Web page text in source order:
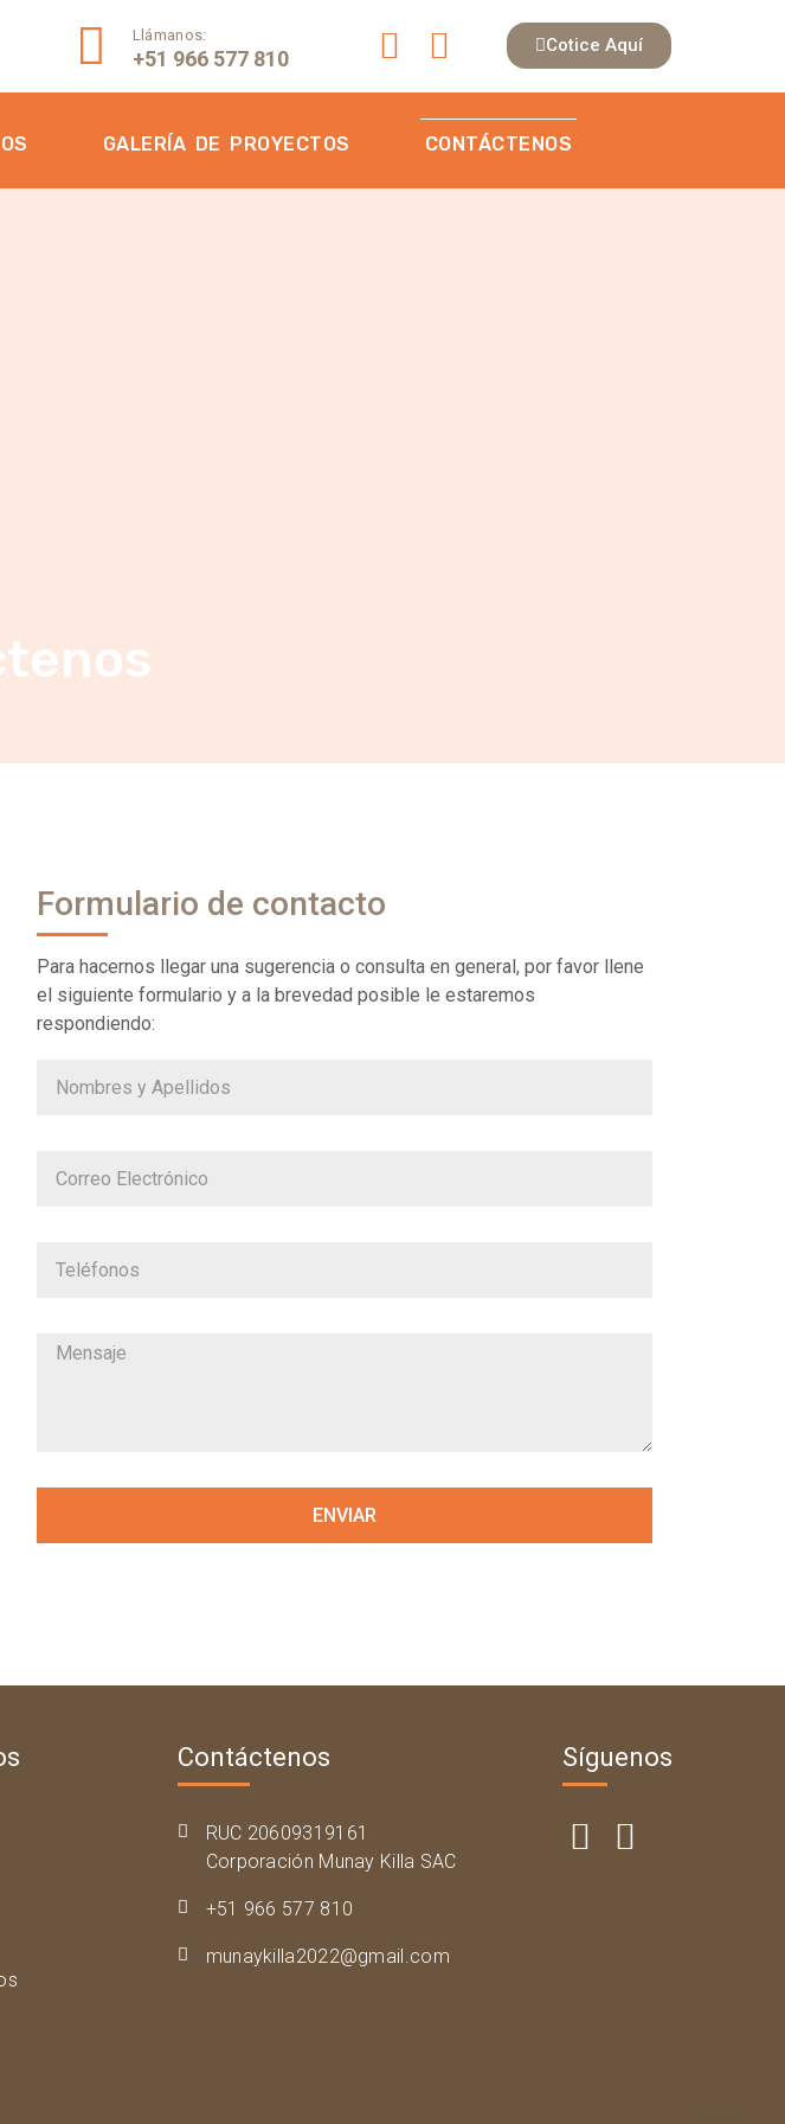
Llámanos:
+51 966 577 810
Cotice Aquí
GALERÍA DE PROYECTOS CONTÁCTENOS
Formulario de contacto
Para hacernos llegar una sugerencia o consulta en general, por favor llene
el siguiente formulario y a la brevedad posible le estaremos
respondiendo:
ENVIAR
Contáctenos
RUC 20609319161
Corporación Munay Killa SAC
+51 966 577 810
munaykilla2022@gmail.com
Síguenos